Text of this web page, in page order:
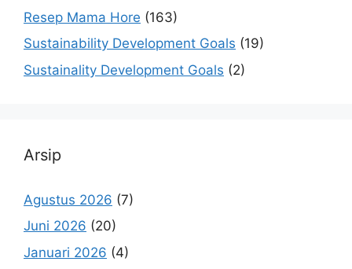
Resep Mama Hore (163)
Sustainability Development Goals (19)
Sustainality Development Goals (2)
Arsip
Agustus 2026 (7)
Juni 2026 (20)
Januari 2026 (4)